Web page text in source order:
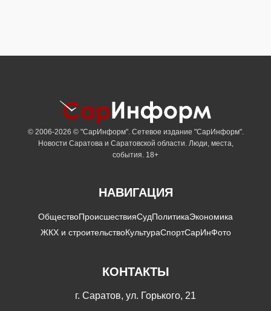
© 2006-2026 © "СарИнформ". Сетевое издание "СарИнформ".
Новости Саратова и Саратовской области. Люди, места,
события. 18+
НАВИГАЦИЯ
ОбществоПроисшествияСудПолитикаЭкономика
ЖКХ и строительствоКультураСпортСарИнФото
КОНТАКТЫ
г. Саратов, ул. Горького, 21